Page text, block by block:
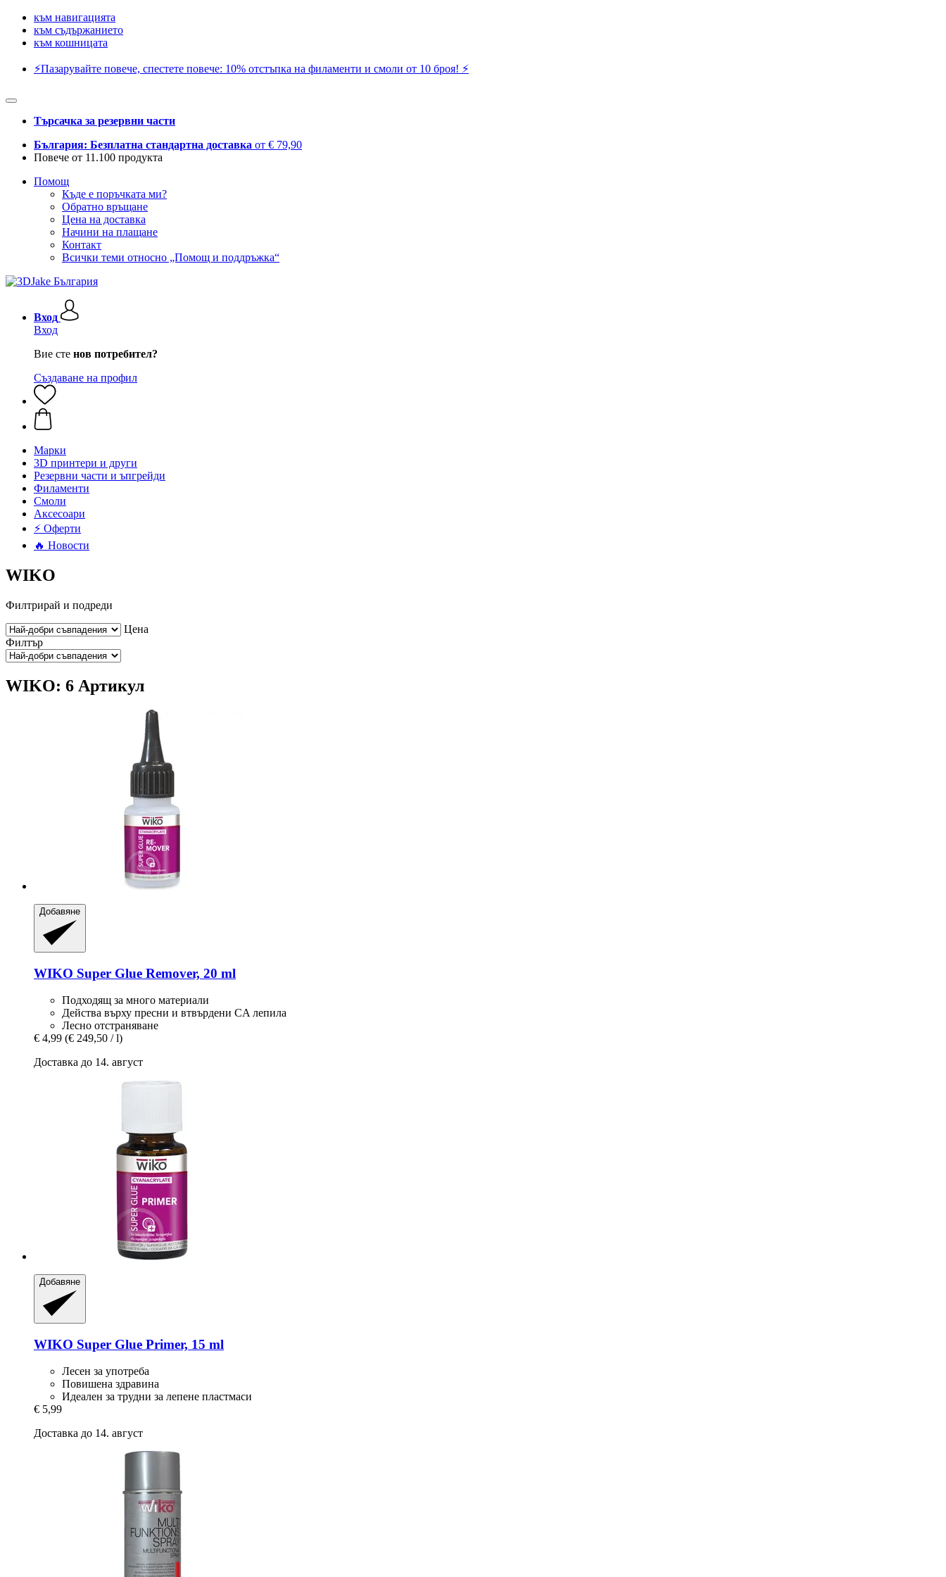
към навигацията
към съдържанието
към кошницата
⚡️Пазарувайте повече, спестете повече: 10% отстъпка на филаменти и смоли от 10 броя! ⚡️
Търсачка за резервни части
България: Безплатна стандартна доставка от € 79,90
Повече от 11.100 продукта
Помощ
Къде е поръчката ми?
Обратно връщане
Цена на доставка
Начини на плащане
Контакт
Всички теми относно „Помощ и поддръжка“
Вход
Вход
Вие сте нов потребител?
Създаване на профил
Mарки
3D принтери и други
Резервни части и ъпгрейди
Филаменти
Смоли
Аксесоари
⚡ Оферти
🔥 Новости
WIKO
Филтрирай и подреди
Цена
Филтър
WIKO: 6 Артикул
Добавяне
WIKO Super Glue Remover, 20 ml
Подходящ за много материали
Действа върху пресни и втвърдени CA лепила
Лесно отстраняване
€ 4,99 (€ 249,50 / l)
Доставка до 14. август
Добавяне
WIKO Super Glue Primer, 15 ml
Лесен за употреба
Повишена здравина
Идеален за трудни за лепене пластмаси
€ 5,99
Доставка до 14. август